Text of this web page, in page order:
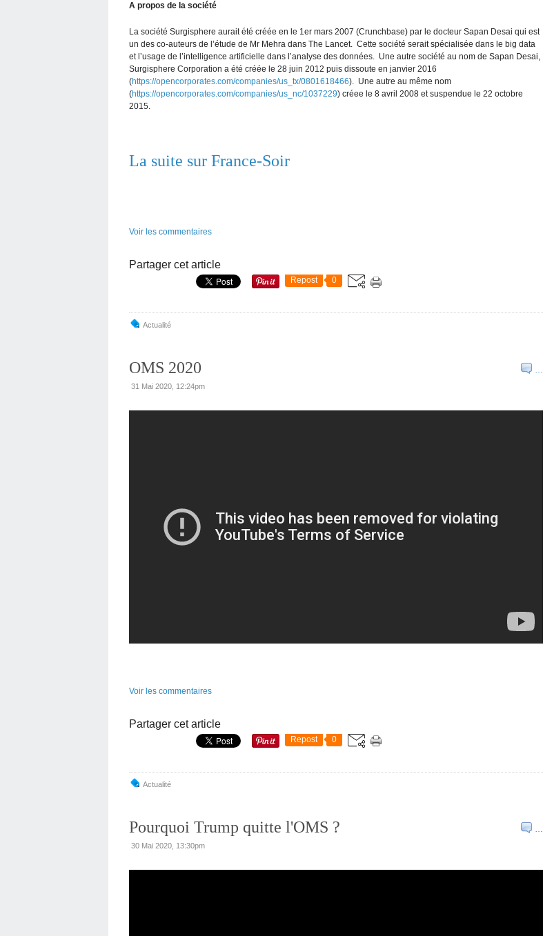
A propos de la société
La société Surgisphere aurait été créée en le 1er mars 2007 (Crunchbase) par le docteur Sapan Desai qui est
un des co-auteurs de l’étude de Mr Mehra dans The Lancet. Cette société serait spécialisée dans le big data
et l’usage de l’intelligence artificielle dans l’analyse des données. Une autre société au nom de Sapan Desai,
Surgisphere Corporation a été créée le 28 juin 2012 puis dissoute en janvier 2016
(https://opencorporates.com/companies/us_tx/0801618466). Une autre au même nom
(https://opencorporates.com/companies/us_nc/1037229) créee le 8 avril 2008 et suspendue le 22 octobre
2015.
La suite sur France-Soir
Voir les commentaires
Partager cet article
Repost 0
Actualité
…
OMS 2020
31 Mai 2020, 12:24pm
Voir les commentaires
Partager cet article
Repost 0
Actualité
Pourquoi Trump quitte l'OMS ?
30 Mai 2020, 13:30pm